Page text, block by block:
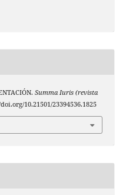
Summa Iuris (revista
10.21501/23394536.1825